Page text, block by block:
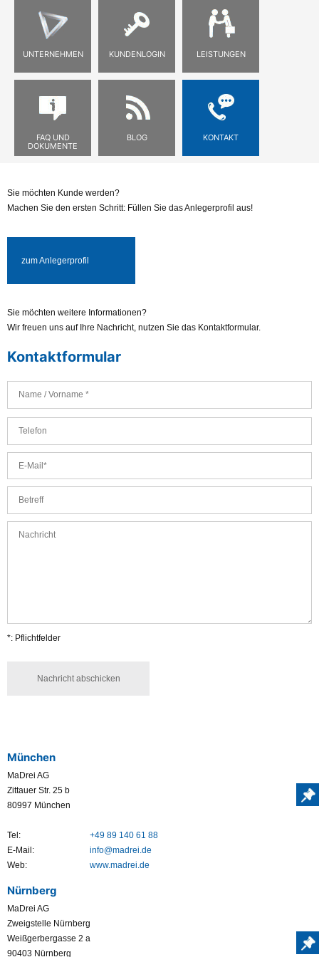
UNTERNEHMEN KUNDENLOGIN LEISTUNGEN
FAQ UND
DOKUMENTE
BLOG KONTAKT
Sie möchten Kunde werden?
Machen Sie den ersten Schritt: Füllen Sie das Anlegerprofil aus!
zum Anlegerprofil
Sie möchten weitere Informationen?
Wir freuen uns auf Ihre Nachricht, nutzen Sie das Kontaktformular.
Kontaktformular
*: Pflichtfelder
München
MaDrei AG
Zittauer Str. 25 b
80997 München
Tel:
+49 89 140 61 88
E-Mail:
info@madrei.de
Web:
www.madrei.de
Nürnberg
MaDrei AG
Zweigstelle Nürnberg
Weißgerbergasse 2 a
90403 Nürnberg